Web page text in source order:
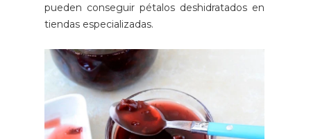
pueden conseguir pétalos deshidratados en
tiendas especializadas.